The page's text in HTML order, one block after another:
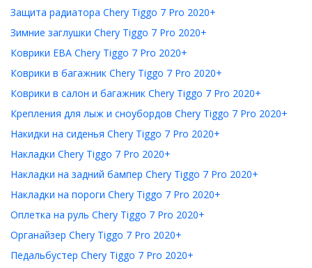
Защита радиатора Chery Tiggo 7 Pro 2020+
Зимние заглушки Chery Tiggo 7 Pro 2020+
Коврики ЕВА Chery Tiggo 7 Pro 2020+
Коврики в багажник Chery Tiggo 7 Pro 2020+
Коврики в салон и багажник Chery Tiggo 7 Pro 2020+
Крепления для лыж и сноубордов Chery Tiggo 7 Pro 2020+
Накидки на сиденья Chery Tiggo 7 Pro 2020+
Накладки Chery Tiggo 7 Pro 2020+
Накладки на задний бампер Chery Tiggo 7 Pro 2020+
Накладки на пороги Chery Tiggo 7 Pro 2020+
Оплетка на руль Chery Tiggo 7 Pro 2020+
Органайзер Chery Tiggo 7 Pro 2020+
Педальбустер Chery Tiggo 7 Pro 2020+